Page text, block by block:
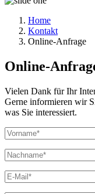
Home
Kontakt
Online-Anfrage
Online-
Vielen Dank für Ihr
Gerne informieren wir
was Sie interessiert.